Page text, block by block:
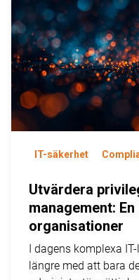
IT-säkerhet
Utvärdera
management:
organisationer
I dagens komplexa
längre med att bara